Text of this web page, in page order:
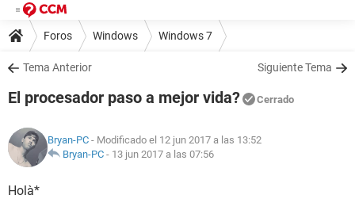
Foros Windows Windows 7
Tema Anterior Siguiente Tema
El procesador paso a mejor vida? Cerrado
Bryan-PC - Modificado el 12 jun 2017 a las 13:52
Bryan-PC - 13 jun 2017 a las 07:56
Holà*